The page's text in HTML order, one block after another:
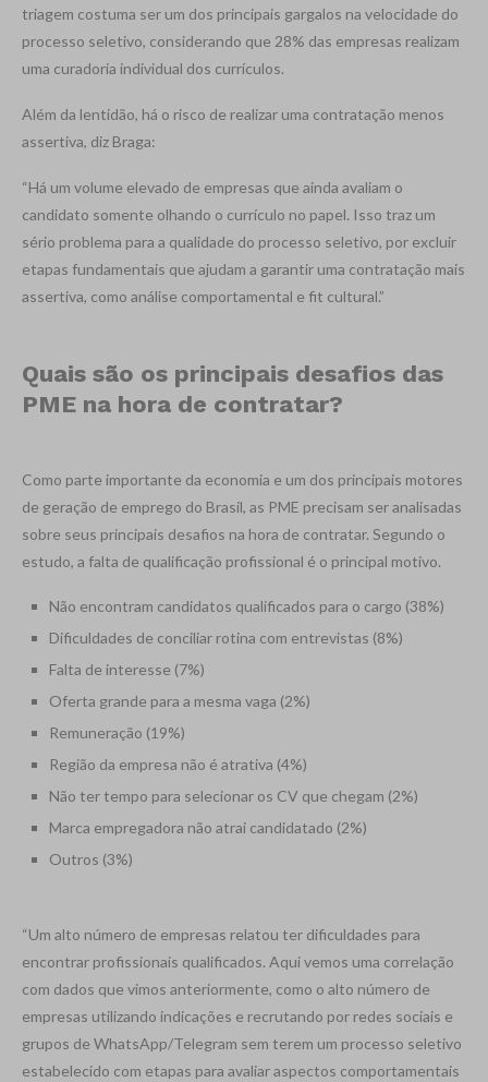
triagem costuma ser um dos principais gargalos na velocidade do
processo seletivo, considerando que 28% das empresas realizam
uma curadoria individual dos currículos.
Além da lentidão, há o risco de realizar uma contratação menos
assertiva, diz Braga:
“Há um volume elevado de empresas que ainda avaliam o
candidato somente olhando o currículo no papel. Isso traz um
sério problema para a qualidade do processo seletivo, por excluir
etapas fundamentais que ajudam a garantir uma contratação mais
assertiva, como análise comportamental e fit cultural.”
Quais são os principais desafios das
PME na hora de contratar?
Como parte importante da economia e um dos principais motores
de geração de emprego do Brasil, as PME precisam ser analisadas
sobre seus principais desafios na hora de contratar. Segundo o
estudo, a falta de qualificação profissional é o principal motivo.
Não encontram candidatos qualificados para o cargo (38%)
Dificuldades de conciliar rotina com entrevistas (8%)
Falta de interesse (7%)
Oferta grande para a mesma vaga (2%)
Remuneração (19%)
Região da empresa não é atrativa (4%)
Não ter tempo para selecionar os CV que chegam (2%)
Marca empregadora não atrai candidatado (2%)
Outros (3%)
“Um alto número de empresas relatou ter dificuldades para
encontrar profissionais qualificados. Aqui vemos uma correlação
com dados que vimos anteriormente, como o alto número de
empresas utilizando indicações e recrutando por redes sociais e
grupos de WhatsApp/Telegram sem terem um processo seletivo
estabelecido com etapas para avaliar aspectos comportamentais